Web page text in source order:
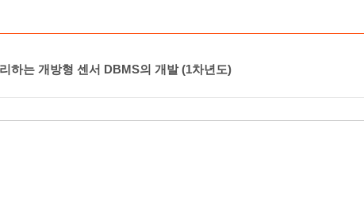
하는 개방형 센서 DBMS의 개발 (1차년도)